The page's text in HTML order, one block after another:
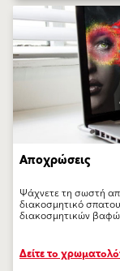
Αποχρώσεις
Ψάχνετε τη σωστή
διακοσμητικό
διακοσμητικών
Δείτε το